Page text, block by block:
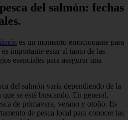
del salmón: fechas
es un momento emocionante para
importante estar al tanto de las
esenciales para asegurar una
del salmón varía dependiendo de la
se esté buscando. En general,
de primavera, verano y otoño. Es
de pesca local para conocer las